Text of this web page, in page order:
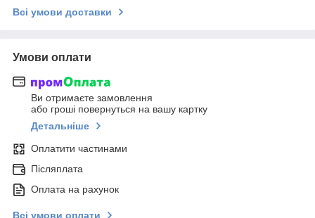
Всі умови доставки
Умови оплати
Ви отримаєте замовлення
або гроші повернуться на вашу картку
Детальніше
Оплатити частинами
Післяплата
Оплата на рахунок
Всі умови оплати